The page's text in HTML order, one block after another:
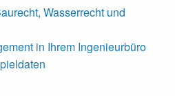
Wasserrecht und
in Ihrem Ingenieurbüro